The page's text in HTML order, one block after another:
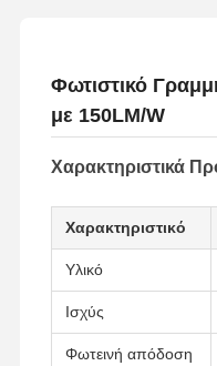
Φωτιστικό
με 150LM/W
Χαρακτηριστικά
Χαρακτηριστικό
Υλικό
Ισχύς
Φωτεινή απόδοση